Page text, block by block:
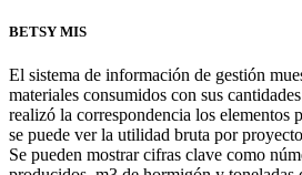
BETSY MIS
El sistema de información de gestión
materiales consumidos con sus
realizó la correspondencia los elementos
se puede ver la utilidad bruta por
Se pueden mostrar cifras clave como